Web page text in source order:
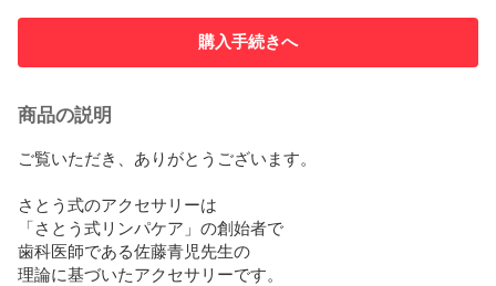
購入手続きへ
商品の説明
ご覧いただき、ありがとうございます。
さとう式のアクセサリーは
「さとう式リンパケア」の創始者で
歯科医師である佐藤青児先生の
理論に基づいたアクセサリーです。